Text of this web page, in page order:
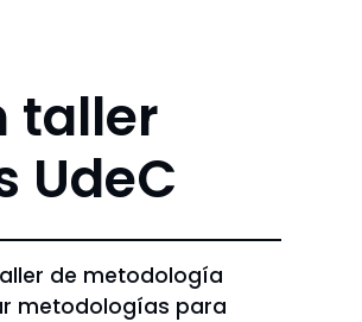
taller
UdeC
de metodología
metodologías para